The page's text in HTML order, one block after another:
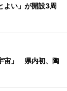
よい」が開設3周
宙」 県内初、陶